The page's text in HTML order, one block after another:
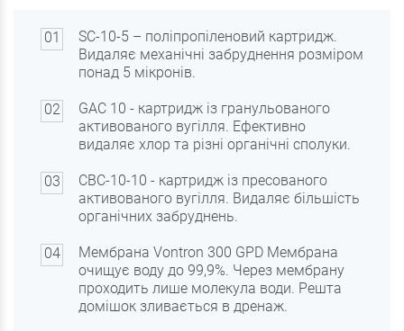
SC-10-5 – поліпропіленовий картридж.
Видаляє механічні забруднення розміром
понад 5 мікронів.
GAC 10 - картридж із гранульованого
активованого вугілля. Ефективно
видаляє хлор та різні органічні сполуки.
СВС-10-10 - картридж із пресованого
активованого вугілля. Видаляє більшість
органічних забруднень.
Мембрана Vontron 300 GPD Мембрана
очищує воду до 99,9%. Через мембрану
проходить лише молекула води. Решта
домішок зливається в дренаж.